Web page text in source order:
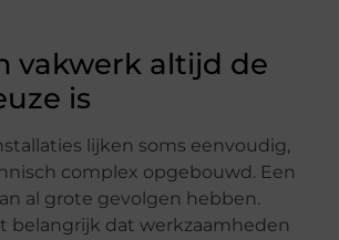
vakwerk altijd de
is
lijken soms eenvoudig,
complex opgebouwd. Een
al grote gevolgen hebben.
belangrijk dat werkzaamheden